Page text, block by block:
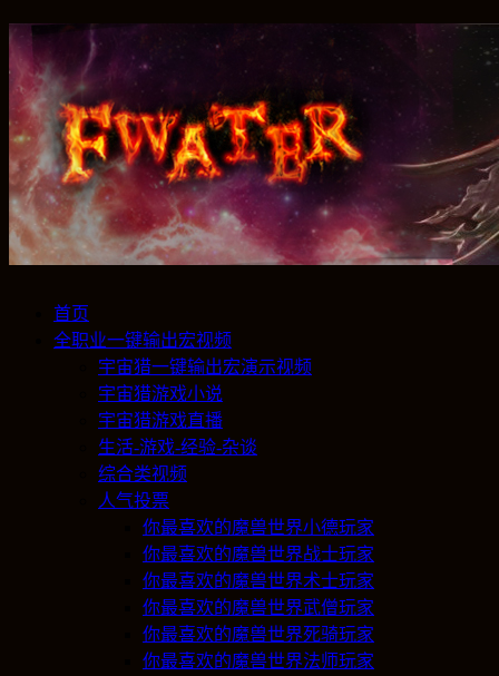
首页
全职业一键输出宏视频
宇宙猎一键输出宏演示视频
宇宙猎游戏小说
宇宙猎游戏直播
生活-游戏-经验-杂谈
综合类视频
人气投票
你最喜欢的魔兽世界小德玩家
你最喜欢的魔兽世界战士玩家
你最喜欢的魔兽世界术士玩家
你最喜欢的魔兽世界武僧玩家
你最喜欢的魔兽世界死骑玩家
你最喜欢的魔兽世界法师玩家